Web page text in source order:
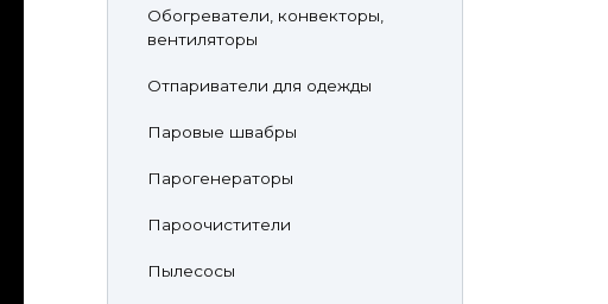
Обогреватели, конвекторы,
вентиляторы
Отпариватели для одежды
Паровые швабры
Парогенераторы
Пароочистители
Пылесосы